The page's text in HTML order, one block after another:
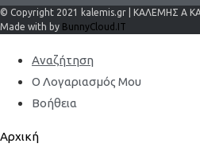
© Copyright 2021 kalemis.gr | ΚΑΛΕΜΗΣ Α
Made with by BunnyCloud.IT
Αναζήτηση
Ο Λογαριασμός Μου
Βοήθεια
Αρχική